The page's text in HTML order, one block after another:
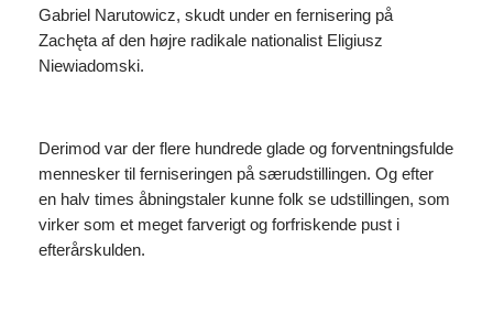
Gabriel Narutowicz, skudt under en fernisering på
Zachęta af den højre radikale nationalist Eligiusz
Niewiadomski.
Derimod var der flere hundrede glade og forventningsfulde
mennesker til ferniseringen på særudstillingen. Og efter
en halv times åbningstaler kunne folk se udstillingen, som
virker som et meget farverigt og forfriskende pust i
efterårskulden.